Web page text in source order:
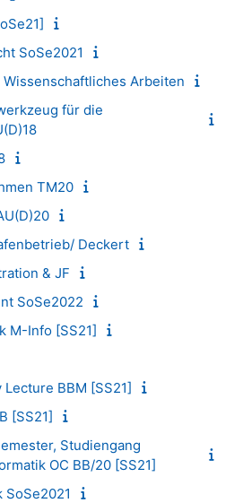
SoSe2021
Arbeiten
für die
TM20
Deckert
& JF
SoSe2022
M-Info [SS21]
BBM [SS21]
[SS21]
Studiengang
OC BB/20 [SS21]